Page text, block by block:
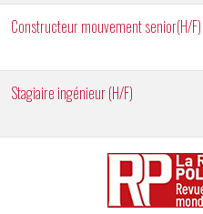
Constructeur mouvement senior(H/F)
Stagiaire ingénieur (H/F)